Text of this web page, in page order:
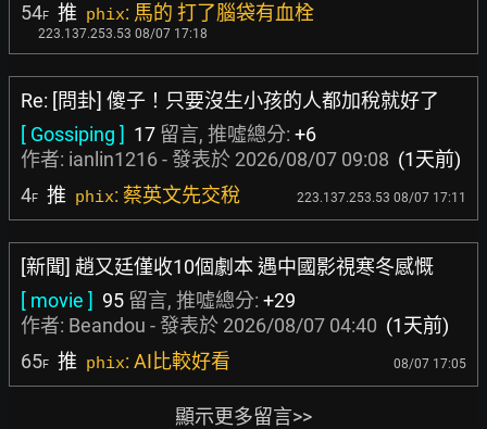
54F 推 phix: 馬的 打了腦袋有血栓
223.137.253.53 08/07 17:18
Re: [問卦] 傻子！只要沒生小孩的人都加稅就好了
[ Gossiping ] 17 留言, 推噓總分: +6
作者: ianlin1216- 發表於 2026/08/07 09:08 (1天前)
4F 推 phix: 蔡英文先交稅 223.137.253.53 08/07 17:11
[新聞] 趙又廷僅收10個劇本 遇中國影視寒冬感慨
[ movie ] 95 留言, 推噓總分: +29
作者: Beandou - 發表於 2026/08/07 04:40 (1天前)
65F 推 phix: AI比較好看 08/07 17:05
顯示更多留言>>